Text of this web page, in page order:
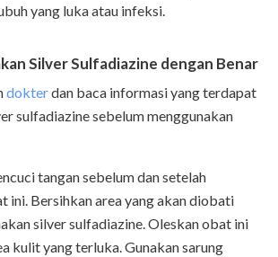
yang luka atau infeksi.
Silver Sulfadiazine dengan Benar
dokterdan baca informasi yang terdapat
sulfadiazine sebelum menggunakan
tangan sebelum dan setelah
ini. Bersihkan area yang akan diobati
silver sulfadiazine. Oleskan obat ini
kulit yang terluka. Gunakan sarung